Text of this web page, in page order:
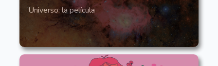
Universo: la película